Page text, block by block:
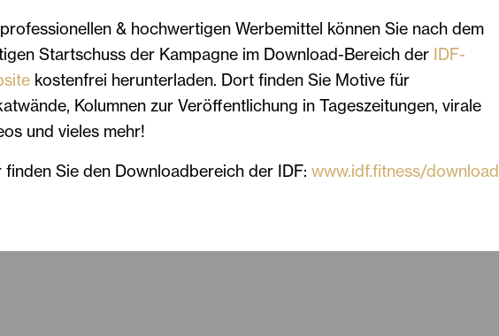
& hochwertigen Werbemittel können Sie nach dem
Startschuss der Kampagne im Download-Bereich der IDF-
kostenfrei herunterladen. Dort finden Sie Motive für
Kolumnen zur Veröffentlichung in Tageszeitungen, virale
und vieles mehr!
finden Sie den Downloadbereich der IDF: www.idf.fitness/download